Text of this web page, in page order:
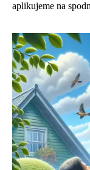
aplikujeme na